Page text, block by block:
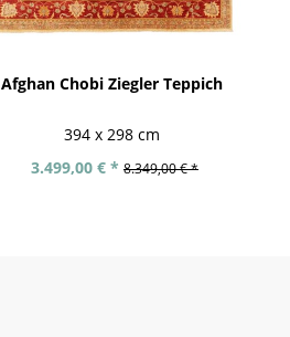
Afghan Chobi Ziegler Teppich
394 x 298 cm
3.499,00 € * 8.349,00 € *